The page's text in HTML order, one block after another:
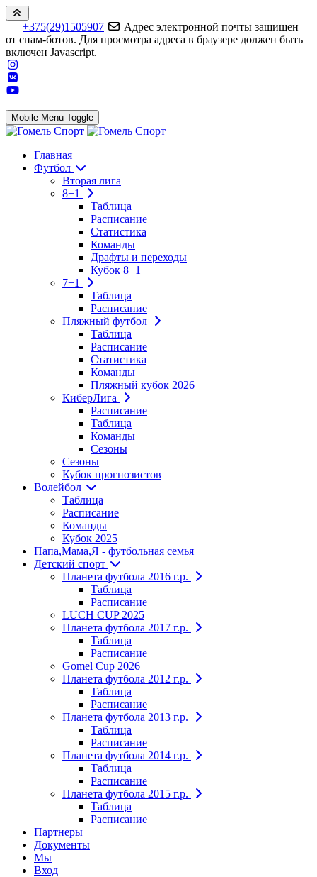
+375(29)1505907
Адрес электронной почты защищен
от спам-ботов. Для просмотра адреса в браузере должен быть
включен Javascript.
Mobile Menu Toggle
Главная
Футбол
Вторая лига
8+1
Таблица
Расписание
Статистика
Команды
Драфты и переходы
Кубок 8+1
7+1
Таблица
Расписание
Пляжный футбол
Таблица
Расписание
Статистика
Команды
Пляжный кубок 2026
КиберЛига
Расписание
Таблица
Команды
Сезоны
Сезоны
Кубок прогнозистов
Волейбол
Таблица
Расписание
Команды
Кубок 2025
Папа,Мама,Я - футбольная семья
Детский спорт
Планета футбола 2016 г.р.
Таблица
Расписание
LUCH CUP 2025
Планета футбола 2017 г.р.
Таблица
Расписание
Gomel Cup 2026
Планета футбола 2012 г.р.
Таблица
Расписание
Планета футбола 2013 г.р.
Таблица
Расписание
Планета футбола 2014 г.р.
Таблица
Расписание
Планета футбола 2015 г.р.
Таблица
Расписание
Партнеры
Документы
Мы
Вход